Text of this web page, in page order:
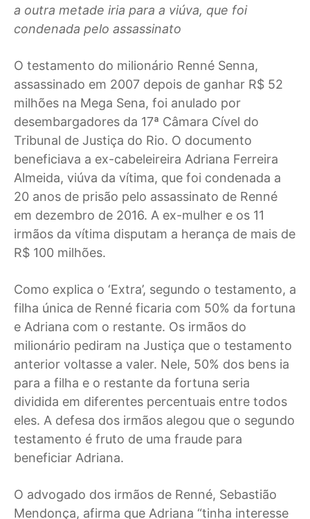
a outra metade iria para a viúva, que foi
condenada pelo assassinato
O testamento do milionário Renné Senna,
assassinado em 2007 depois de ganhar R$ 52
milhões na Mega Sena, foi anulado por
desembargadores da 17ª Câmara Cível do
Tribunal de Justiça do Rio. O documento
beneficiava a ex-cabeleireira Adriana Ferreira
Almeida, viúva da vítima, que foi condenada a
20 anos de prisão pelo assassinato de Renné
em dezembro de 2016. A ex-mulher e os 11
irmãos da vítima disputam a herança de mais de
R$ 100 milhões.
Como explica o ‘Extra’, segundo o testamento, a
filha única de Renné ficaria com 50% da fortuna
e Adriana com o restante. Os irmãos do
milionário pediram na Justiça que o testamento
anterior voltasse a valer. Nele, 50% dos bens ia
para a filha e o restante da fortuna seria
dividida em diferentes percentuais entre todos
eles. A defesa dos irmãos alegou que o segundo
testamento é fruto de uma fraude para
beneficiar Adriana.
O advogado dos irmãos de Renné, Sebastião
Mendonça, afirma que Adriana “tinha interesse